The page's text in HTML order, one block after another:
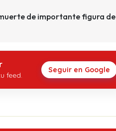
de importante figura de
feed.
Seguir en Google